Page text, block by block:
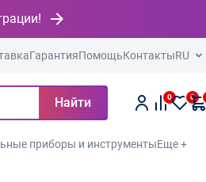
ГарантияПомощьКонтактыRU
Найти 0 0
приборы и инструментыЕще +